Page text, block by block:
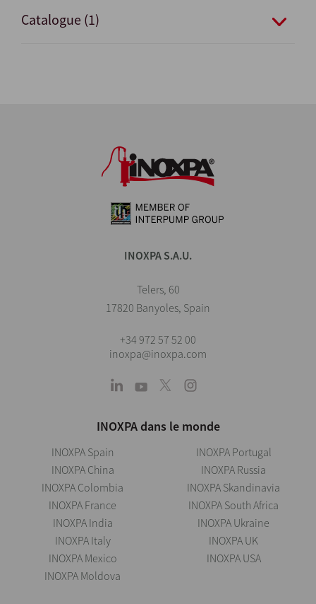
Catalogue (1)
INOXPA S.A.U.
Telers, 60
17820 Banyoles, Spain
+34 972 57 52 00
inoxpa@inoxpa.com
INOXPA dans le monde
INOXPA Spain
INOXPA China
INOXPA Colombia
INOXPA France
INOXPA India
INOXPA Italy
INOXPA Mexico
INOXPA Moldova
INOXPA Portugal
INOXPA Russia
INOXPA Skandinavia
INOXPA South Africa
INOXPA Ukraine
INOXPA UK
INOXPA USA